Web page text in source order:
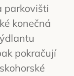
parkovišti
konečná
pokračují